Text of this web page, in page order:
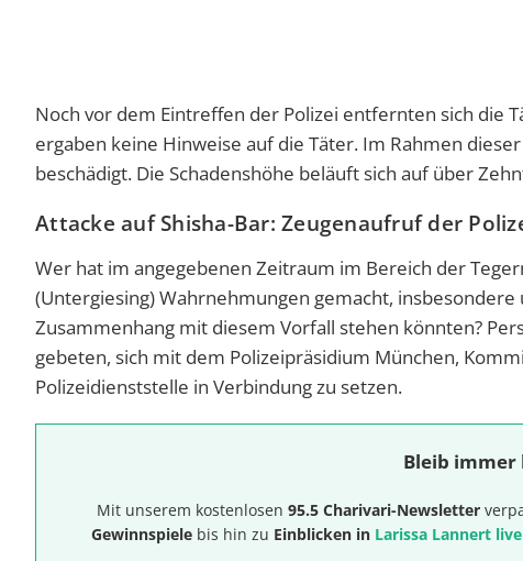
Noch vor dem Eintreffen der Polizei entfernten sich die
ergaben keine Hinweise auf die Täter. Im Rahmen
beschädigt. Die Schadenshöhe beläuft sich auf über
Attacke auf Shisha-Bar: Zeugenaufruf der
Wer hat im angegebenen Zeitraum im Bereich der
(Untergiesing) Wahrnehmungen gemacht,
Zusammenhang mit diesem Vorfall stehen könnten?
gebeten, sich mit dem Polizeipräsidium München,
Polizeidienststelle in Verbindung zu setzen.
Bleib
Mit unserem kostenlosen 95.5 Charivari-Newsletter
Gewinnspiele bis hin zu Einblicken in Larissa Lannert live